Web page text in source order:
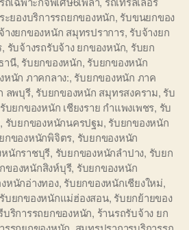
ระยองบริการรถยกของหนัก, รับขนยกของ
างยกของหนัก สมุทรปราการ, รับจ้างยก
, รับจ้างรถรับจ้าง ยกของหนัก, รับยก
านี, รับยกของหนัก, รับยกของหนัก
หนัก ภาคกลาง:, รับยกของหนัก ภาค
ลพบุรี, รับยกของหนัก สมุทรสงคราม, รับ
รับยกของหนัก เชียงราย กำแพงเพชร, รับ
, รับยกของหนักนครปฐม, รับยกของหนัก
กของหนักพิจิตร, รับยกของหนัก
นักราชบุรี, รับยกของหนักลำปาง, รับยก
ของหนักสิงห์บุรี, รับยกของหนัก
หนักอ่างทอง, รับยกของหนักเชียงใหม่,
รับยกของหนักแม่ฮ่องสอน, รับยกย้ายของ
บริการรถยกของหนัก, ร้านรถรับจ้าง ยก